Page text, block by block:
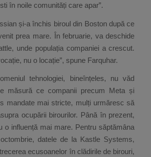
în noile comunități care apar”.
și-a închis biroul din Boston după ce
prea mare. În februarie, va deschide
unde populația companiei a crescut.
nu o locație”, spune Farquhar.
tehnologiei, bineînțeles, nu văd
măsură ce companii precum Meta și
mandate mai stricte, mulți urmăresc să
ocupării birourilor. Până în prezent,
o influență mai mare. Pentru săptămâna
datele de la Kastle Systems,
ecusoanelor în clădirile de birouri,